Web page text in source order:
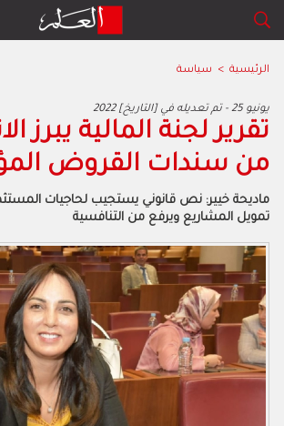
الرئيسية > سياسة
2022 يونيو 25 - تم تعديله في [التاريخ]
تقرير لجنة المالية يبرز
من سندات القروض
ماديحة خيير: نص قانوني يستجيب لحاجيات
تمويل المشاريع ويرفع من التنافسية